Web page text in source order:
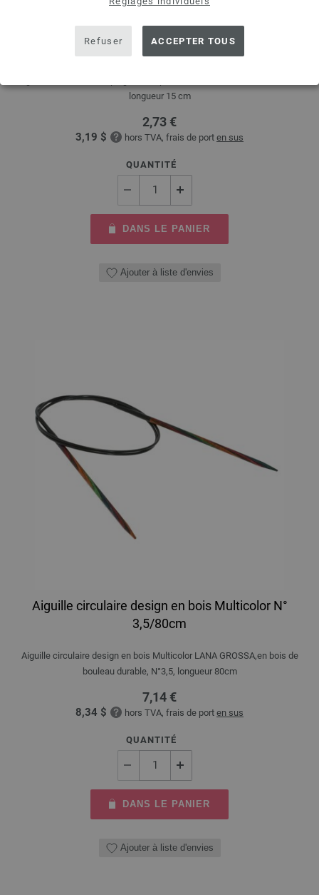
Refuser ACCEPTER TOUS
Aiguille à crochet avec poignée souple/aluminium N°
4
longueur 15 cm
2,73 €
3,19 $ hors TVA, frais de port en sus
QUANTITÉ
DANS LE PANIER
Ajouter à liste d'envies
Aiguille circulaire design en bois Multicolor N°
3,5/80cm
Aiguille circulaire design en bois Multicolor LANA GROSSA,en bois de
bouleau durable, N°3,5, longueur 80cm
7,14 €
8,34 $ hors TVA, frais de port en sus
QUANTITÉ
DANS LE PANIER
Ajouter à liste d'envies